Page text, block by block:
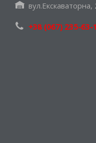
вул.Екскаваторна,
+38 (067) 235-63-